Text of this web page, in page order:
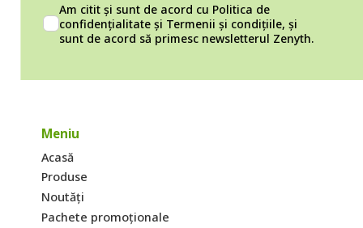
Am citit și sunt de acord cu Politica de
confidențialitate și Termenii și condițiile, și
sunt de acord să primesc newsletterul Zenyth.
Meniu
Acasă
Produse
Noutăți
Pachete promoționale